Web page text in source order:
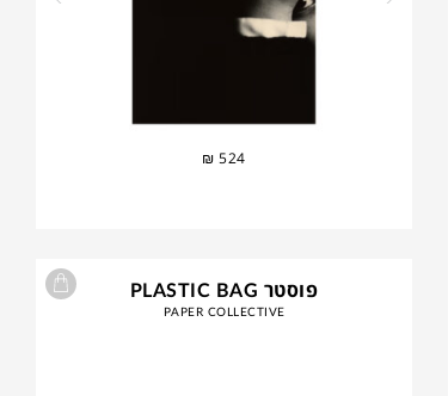
₪ 524
פוסטר PLASTIC BAG
PAPER COLLECTIVE